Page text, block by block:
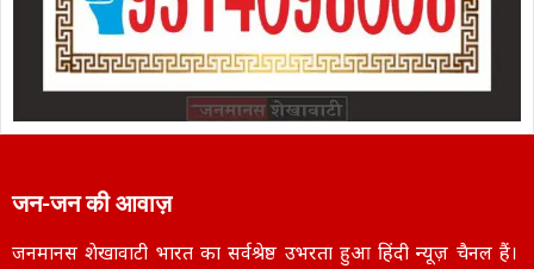
जन-जन की आवाज़
जनमानस शेखावाटी भारत का सर्वश्रेष्ठ उभरता हुआ हिंदी न्यूज़ चैनल हैं।